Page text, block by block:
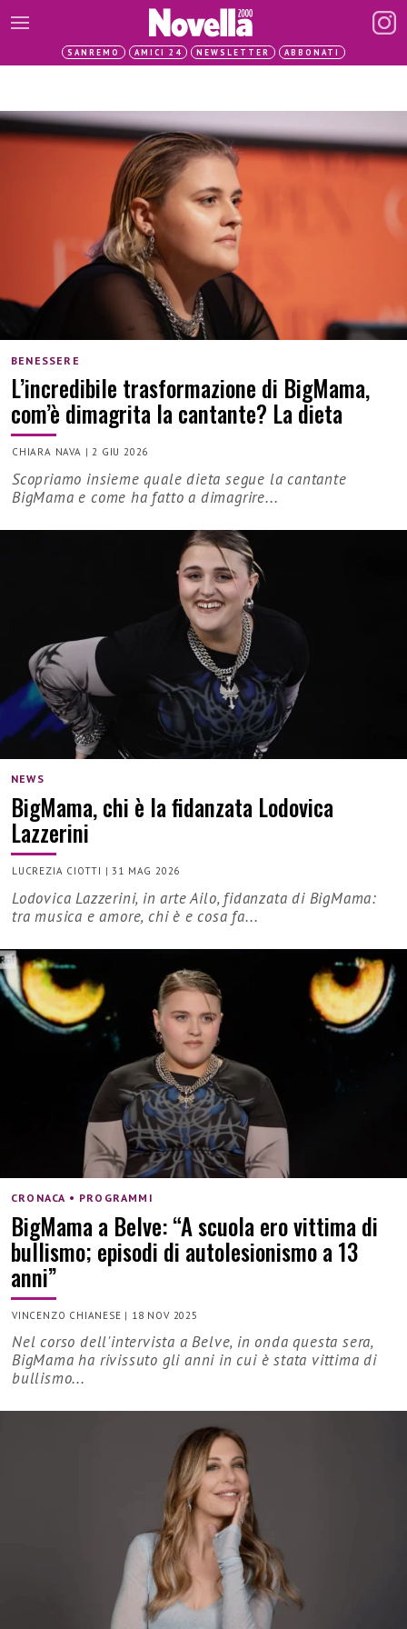
SANREMO AMICI 24 NEWSLETTER ABBONATI
BENESSERE
L’incredibile trasformazione di BigMama,
com’è dimagrita la cantante? La dieta
CHIARA NAVA |2 GIU 2026
Scopriamo insieme quale dieta segue la cantante
BigMama e come ha fatto a dimagrire...
NEWS
BigMama, chi è la fidanzata Lodovica
Lazzerini
LUCREZIA CIOTTI |31 MAG 2026
Lodovica Lazzerini, in arte Ailo, fidanzata di BigMama:
tra musica e amore, chi è e cosa fa...
CRONACA • PROGRAMMI
BigMama a Belve: “A scuola ero vittima di
bullismo; episodi di autolesionismo a 13
anni”
VINCENZO CHIANESE | 18 NOV 2025
Nel corso dell'intervista a Belve, in onda questa sera,
BigMama ha rivissuto gli anni in cui è stata vittima di
bullismo...